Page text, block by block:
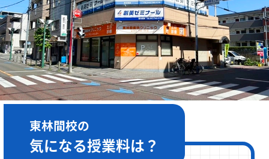
［月～金］10:00～22:00 / ［土日］10:00～19:00
東林間校の
気になる授業料は？